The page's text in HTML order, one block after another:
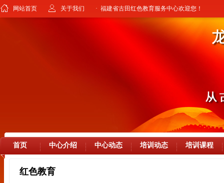
网站首页 关于我们 · 福建省古田红色教育服务中心欢迎您！
首页 中心介绍 中心动态 培训动态 培训课程
红色教育